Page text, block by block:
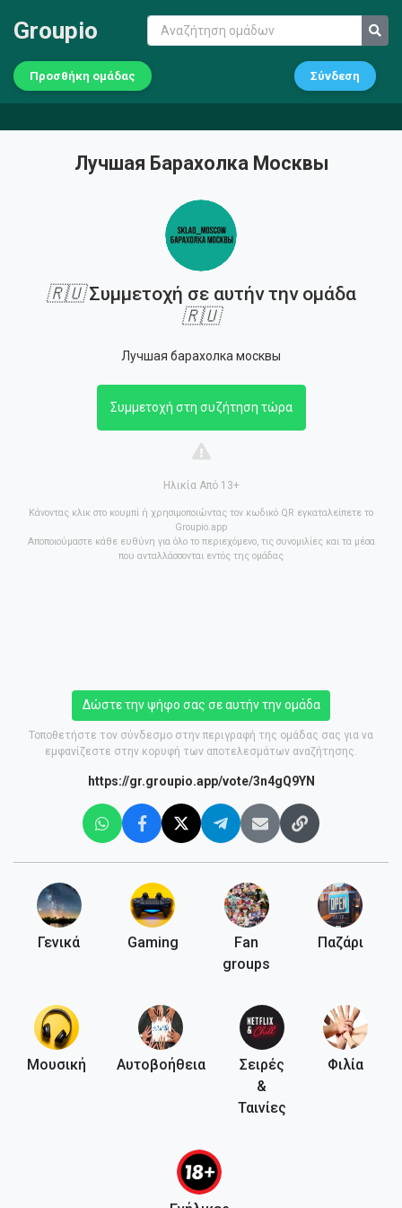
Groupio
Προσθήκη ομάδας Σύνδεση
Лучшая Барахолка Москвы
🇷🇺Συμμετοχή σε αυτήν την ομάδα
🇷🇺
Лучшая барахолка москвы
Συμμετοχή στη συζήτηση τώρα
Ηλικία Από 13+
Κάνοντας κλικ στο κουμπί ή χρησιμοποιώντας τον κωδικό QR εγκαταλείπετε το
Groupio.app
Αποποιούμαστε κάθε ευθύνη για όλο το περιεχόμενο, τις συνομιλίες και τα μέσα
που ανταλλάσσονται εντός της ομάδας
Δώστε την ψήφο σας σε αυτήν την ομάδα
Τοποθετήστε τον σύνδεσμο στην περιγραφή της ομάδας σας για να
εμφανίζεστε στην κορυφή των αποτελεσμάτων αναζήτησης.
https://gr.groupio.app/vote/3n4gQ9YN
Γενικά Gaming
Fan
groups
Παζάρι
Μουσική Αυτοβοήθεια
Σειρές
&
Ταινίες
Φιλία